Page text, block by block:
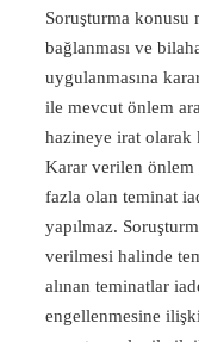
Soruşturma konusu
bağlanması ve
uygulanmasına
ile mevcut önlem
hazineye irat olarak
Karar verilen önlem
fazla olan teminat
yapılmaz.
verilmesi halinde
alınan teminatlar
engellenmesine